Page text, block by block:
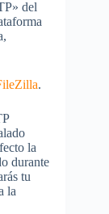
del
.
la
durante
tu
la